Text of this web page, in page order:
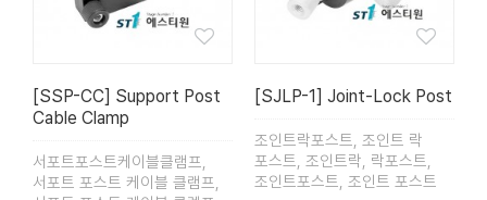
[SSP-CC] Support Post
Cable Clamp
서포트포스트케이블클램프,
서포트 포스트 케이블 클램프,
[SJLP-1] Joint-Lock Post
조인트락포스트, 조인트 락
포스트, 조인트락, 락포스트,
조인트포스트, 조인트 포스트